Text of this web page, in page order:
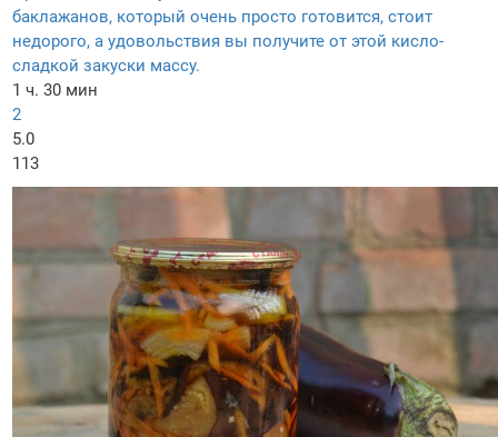
баклажанов, который очень просто готовится, стоит
недорого, а удовольствия вы получите от этой кисло-
сладкой закуски массу.
1 ч. 30 мин
2
5.0
113